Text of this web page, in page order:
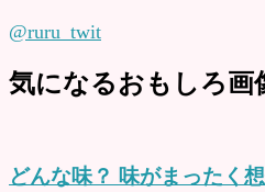
@ruru_twit
気になるおもしろ画
どんな味？ 味がまったく